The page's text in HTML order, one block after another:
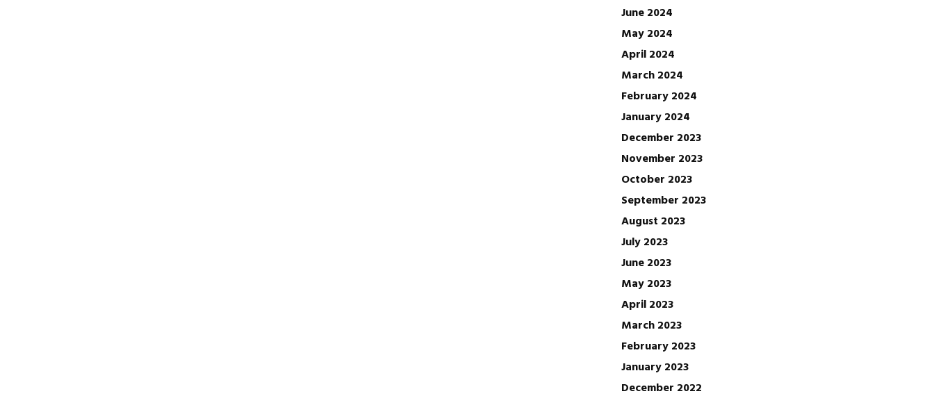
June 2024
May 2024
April 2024
March 2024
February 2024
January 2024
December 2023
November 2023
October 2023
September 2023
August 2023
July 2023
June 2023
May 2023
April 2023
March 2023
February 2023
January 2023
December 2022